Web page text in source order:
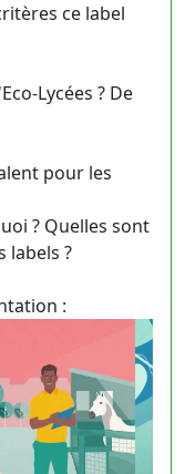
ce label
Lycées ? De
pour les
? Quelles sont
labels ?
: